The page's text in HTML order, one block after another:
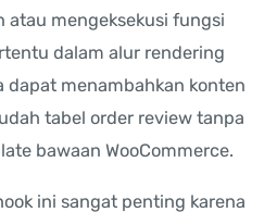
atau mengeksekusi fungsi
dalam alur rendering
dapat menambahkan konten
tabel order review tanpa
bawaan WooCommerce.
ini sangat penting karena